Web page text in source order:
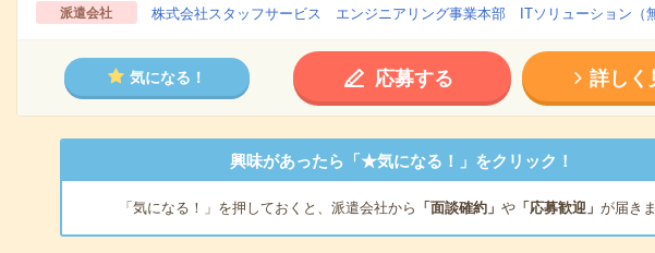
派遣会社 株式会社スタッフサービス エンジニアリング事業本部 ITソリューション（無
気になる！ 応募する 詳しく
興味があったら「★気になる！」をクリック！
「気になる！」を押しておくと、派遣会社から 「面談確約」 や「応募歓迎」 が届き